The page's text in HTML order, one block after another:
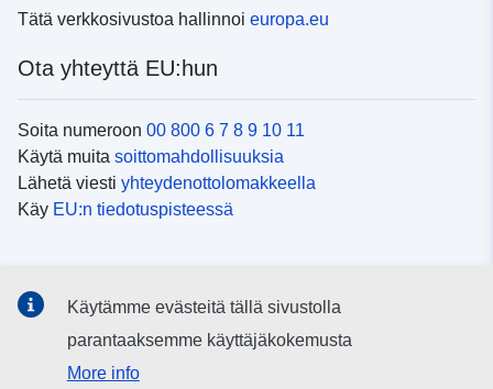
Tätä verkkosivustoa hallinnoi europa.eu
Ota yhteyttä EU:hun
Soita numeroon 00 800 6 7 8 9 10 11
Käytä muita soittomahdollisuuksia
Lähetä viesti yhteydenottolomakkeella
Käy EU:n tiedotuspisteessä
sosiaalisessa mediassa
Käytämme evästeitä tällä sivustolla
parantaaksemme käyttäjäkokemusta
More info